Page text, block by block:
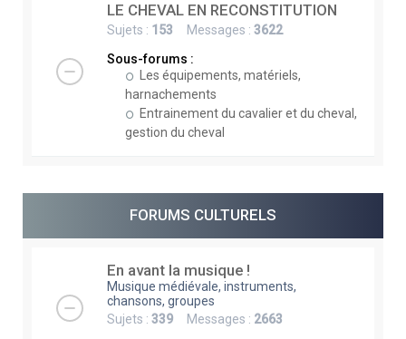
LE CHEVAL EN RECONSTITUTION
Sujets : 153 Messages : 3622
Sous-forums :
Les équipements, matériels,
harnachements
Entrainement du cavalier et du cheval,
gestion du cheval
FORUMS CULTURELS
En avant la musique !
Musique médiévale, instruments,
chansons, groupes
Sujets : 339 Messages : 2663